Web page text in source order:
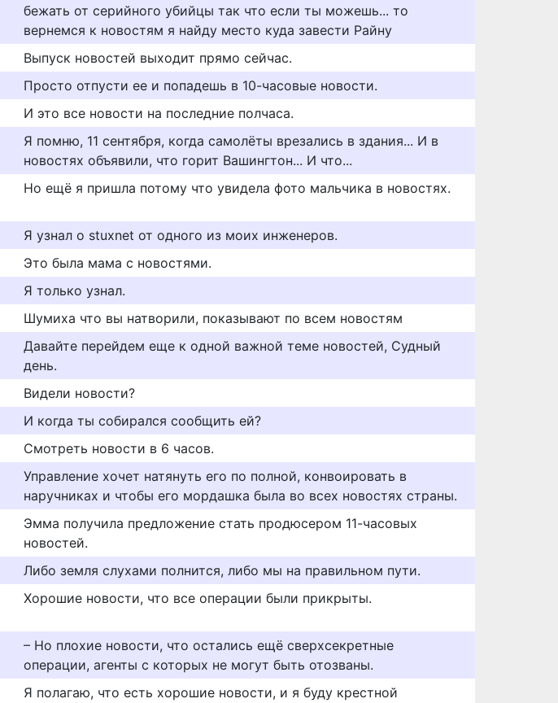
бежать от серийного убийцы так что если ты можешь... то
вернемся к новостям я найду место куда завести Райну
Выпуск новостей выходит прямо сейчас.
Просто отпусти ее и попадешь в 10-часовые новости.
И это все новости на последние полчаса.
Я помню, 11 сентября, когда самолёты врезались в здания... И в
новостях объявили, что горит Вашингтон... И что...
Но ещё я пришла потому что увидела фото мальчика в новостях.
Я узнал о stuxnet от одного из моих инженеров.
Это была мама с новостями.
Я только узнал.
Шумиха что вы натворили, показывают по всем новостям
Давайте перейдем еще к одной важной теме новостей, Судный
день.
Видели новости?
И когда ты собирался сообщить ей?
Смотреть новости в 6 часов.
Управление хочет натянуть его по полной, конвоировать в
наручниках и чтобы его мордашка была во всех новостях страны.
Эмма получила предложение стать продюсером 11-часовых
новостей.
Либо земля слухами полнится, либо мы на правильном пути.
Хорошие новости, что все операции были прикрыты.
– Но плохие новости, что остались ещё сверхсекретные
операции, агенты с которых не могут быть отозваны.
Я полагаю, что есть хорошие новости, и я буду крестной